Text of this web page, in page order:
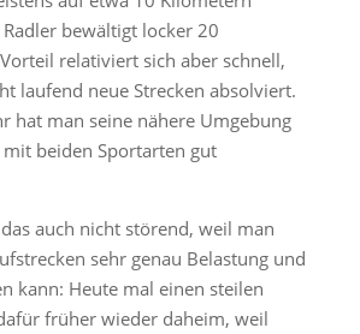
bewältigt locker 20
relativiert sich aber schnell,
laufend neue Strecken absolviert.
hat man seine nähere Umgebung
beiden Sportarten gut
auch nicht störend, weil man
sehr genau Belastung und
kann: Heute mal einen steilen
früher wieder daheim, weil